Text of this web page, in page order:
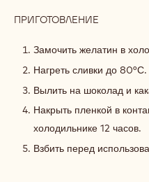
ПРИГОТОВЛЕНИЕ
ГАНАШ
Замочить желатин в
Нагреть сливки до 80°С.
Вылить на шоколад и
Накрыть пленкой в
холодильнике 12 часов.
Взбить перед